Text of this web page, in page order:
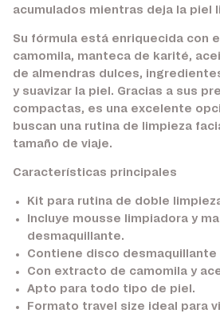
acumulados mientras deja la piel
Su fórmula está enriquecida con
camomila, manteca de karité,
de almendras dulces,
y suavizar la piel. Gracias a sus
compactas, es una excelente
buscan una rutina de limpieza
tamaño de viaje.
Características principales
Kit para rutina de doble
Incluye mousse limpiadora y
desmaquillante.
Contiene disco desmaquillante
Con extracto de camomila y
Apto para todo tipo de piel.
Formato travel size ideal para